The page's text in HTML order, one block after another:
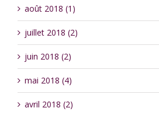
août 2018 (1)
juillet 2018 (2)
juin 2018 (2)
mai 2018 (4)
avril 2018 (2)